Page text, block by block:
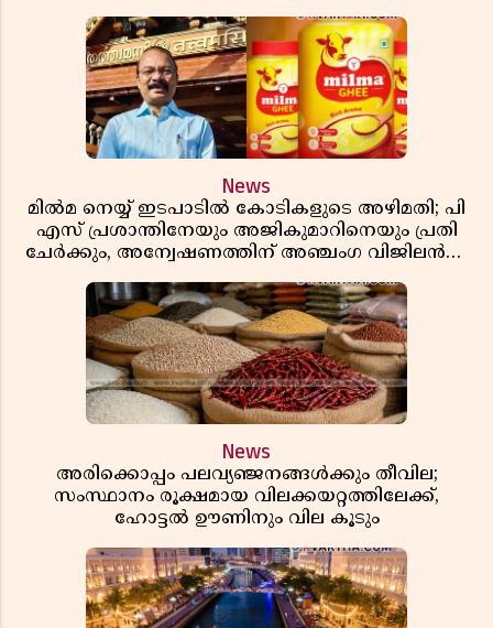
News
മിൽമ നെയ്യ് ഇടപാടിൽ കോടികളുടെ അഴിമതി; പി
എസ് പ്രശാന്തിനേയും അജികുമാറിനെയും പ്രതി
ചേർക്കും, അന്വേഷണത്തിന് അഞ്ചംഗ വിജിലൻസ്
News
അരിക്കൊപ്പം പലവ്യഞ്ജനങ്ങൾക്കും തീവില;
സംസ്ഥാനം രൂക്ഷമായ വിലക്കയറ്റത്തിലേക്ക്,
ഹോട്ടൽ ഊണിനും വില കൂടും